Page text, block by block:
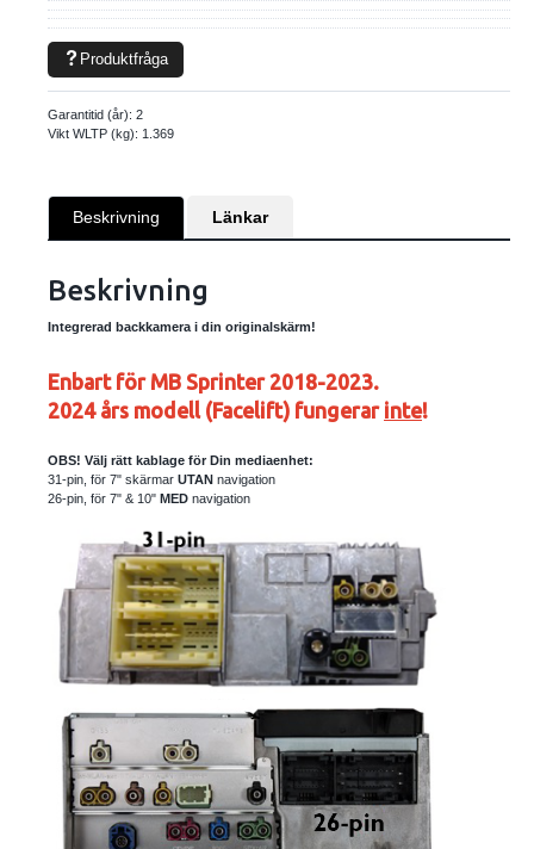
Produktfråga
Garantitid (år): 2
Vikt WLTP (kg): 1.369
Beskrivning Länkar
Beskrivning
Integrerad backkamera i din originalskärm!
Enbart för MB Sprinter 2018-2023.
2024 års modell (Facelift) fungerar inte!
OBS! Välj rätt kablage för Din mediaenhet:
31-pin, för 7" skärmar UTAN navigation
26-pin, för 7" & 10" MED navigation